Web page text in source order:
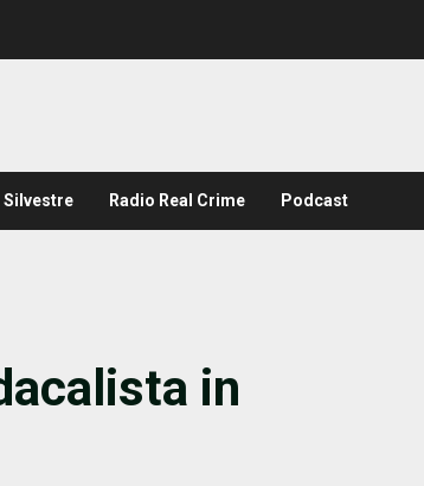
Silvestre Radio Real Crime Podcast
in